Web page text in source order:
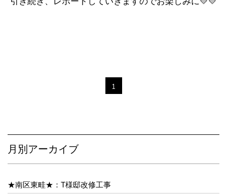
1
月別アーカイブ
★南区東畦★：T様邸改修工事